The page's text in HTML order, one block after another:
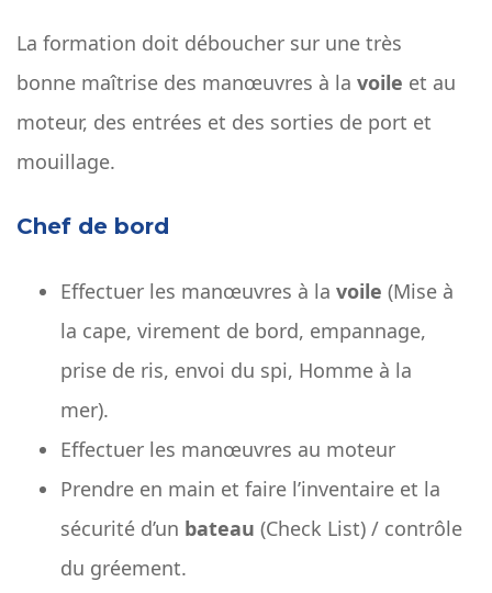
La formation doit déboucher sur une très
bonne maîtrise des manœuvres à la voile et au
moteur, des entrées et des sorties de port et
mouillage.
Chef de bord
Effectuer les manœuvres à la voile (Mise à
la cape, virement de bord, empannage,
prise de ris, envoi du spi, Homme à la
mer).
Effectuer les manœuvres au moteur
Prendre en main et faire l’inventaire et la
sécurité d’un bateau (Check List) / contrôle
du gréement.